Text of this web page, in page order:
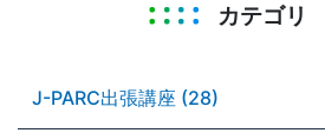
カテゴリ
J-PARC出張講座 (28)